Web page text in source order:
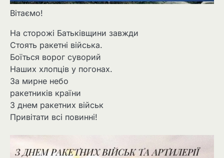
Вітаємо!
На сторожі Батьківщини завжди
Стоять ракетні війська.
Боїться ворог суворий
Наших хлопців у погонах.
За мирне небо
ракетників країни
З днем ракетних військ
Привітати всі повинні!